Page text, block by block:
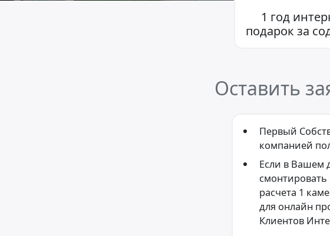
1 год
подарок за
Оставить
Первый
компанией
Если в Вашем
расчета 1
для онлайн
Клиентов